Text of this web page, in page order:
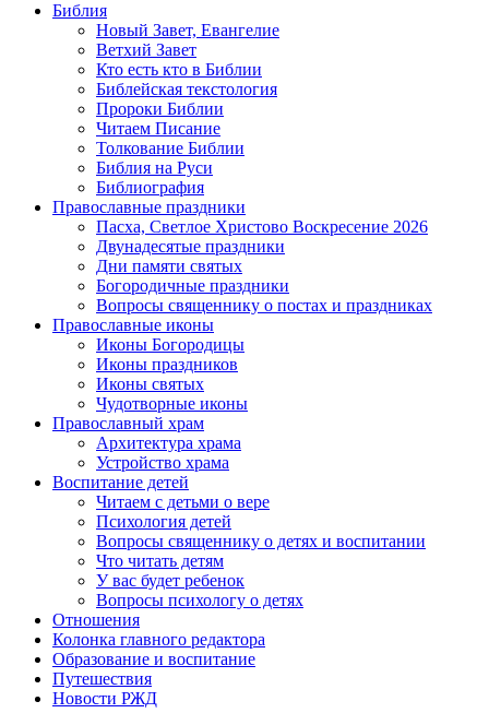
Библия
Новый Завет, Евангелие
Ветхий Завет
Кто есть кто в Библии
Библейская текстология
Пророки Библии
Читаем Писание
Толкование Библии
Библия на Руси
Библиография
Православные праздники
Пасха, Светлое Христово Воскресение 2026
Двунадесятые праздники
Дни памяти святых
Богородичные праздники
Вопросы священнику о постах и праздниках
Православные иконы
Иконы Богородицы
Иконы праздников
Иконы святых
Чудотворные иконы
Православный храм
Архитектура храма
Устройство храма
Воспитание детей
Читаем с детьми о вере
Психология детей
Вопросы священнику о детях и воспитании
Что читать детям
У вас будет ребенок
Вопросы психологу о детях
Отношения
Колонка главного редактора
Образование и воспитание
Путешествия
Новости РЖД